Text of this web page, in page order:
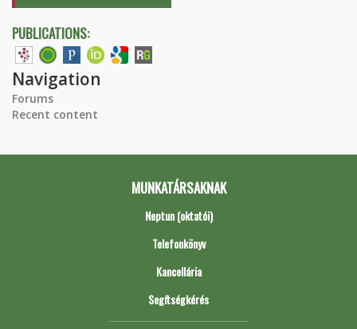
PUBLICATIONS:
Navigation
Forums
Recent content
MUNKATÁRSAKNAK
Neptun (oktatói)
Telefonkönyv
Kancellária
Segítségkérés